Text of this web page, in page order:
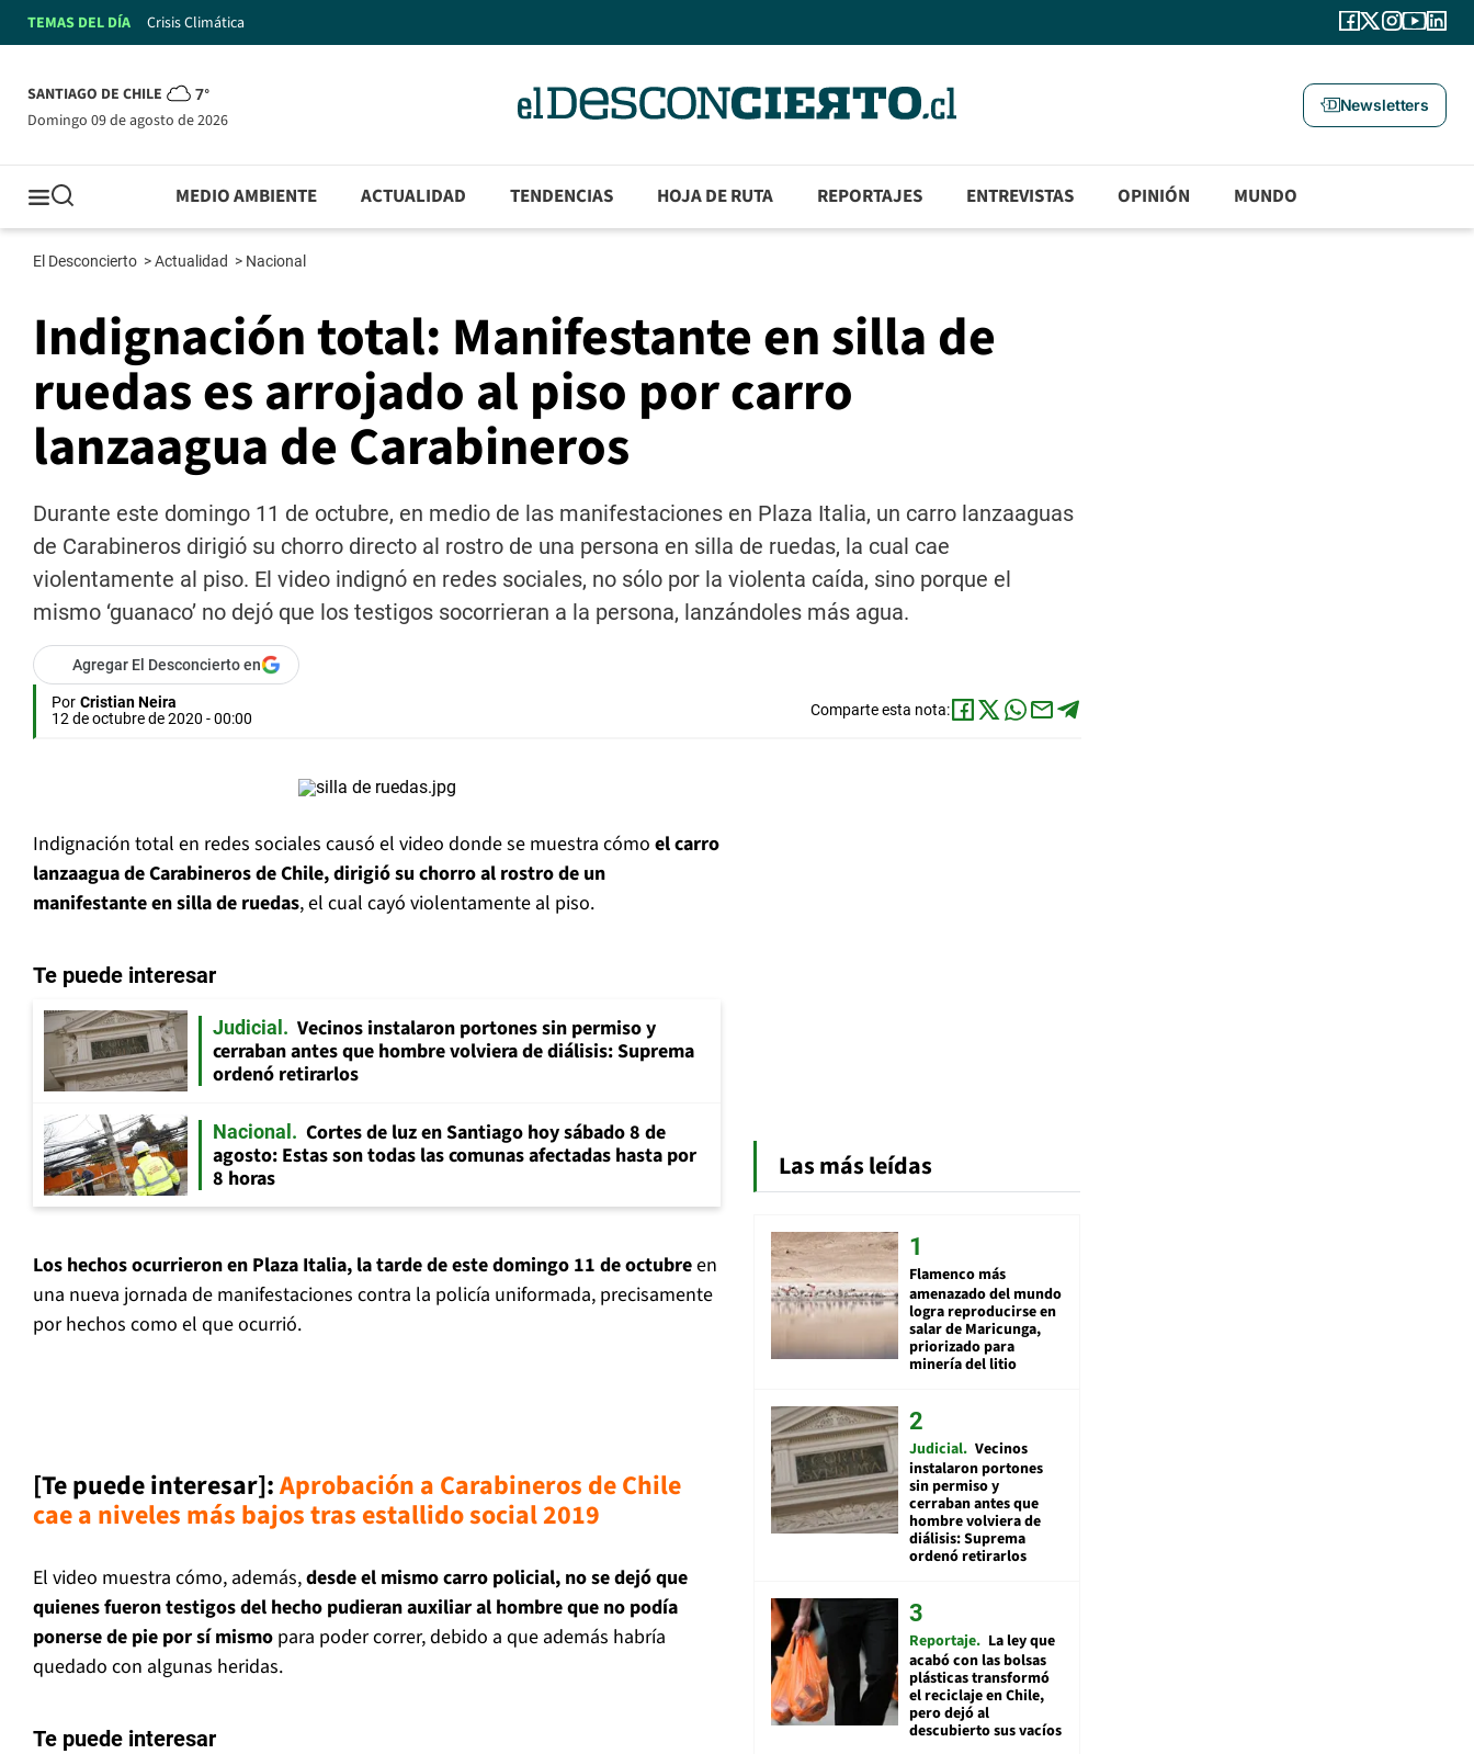
TEMAS DEL DÍA Crisis Climática
SANTIAGO DE CHILE 7°
domingo 09 de agosto de 2026
Newsletters
MEDIO AMBIENTE ACTUALIDAD TENDENCIAS HOJA DE RUTA REPORTAJES ENTREVISTAS OPINIÓN MUNDO
El Desconcierto >Actualidad > Nacional
Indignación total: Manifestante en silla de
ruedas es arrojado al piso por carro
lanzaagua de Carabineros
Durante este domingo 11 de octubre, en medio de las manifestaciones en Plaza Italia, un carro lanzaaguas
de Carabineros dirigió su chorro directo al rostro de una persona en silla de ruedas, la cual cae
violentamente al piso. El video indignó en redes sociales, no sólo por la violenta caída, sino porque el
mismo ‘guanaco’ no dejó que los testigos socorrieran a la persona, lanzándoles más agua.
Agregar El Desconcierto en
Por Cristian Neira
12 de octubre de 2020 - 00:00
Comparte esta nota:
Indignación total en redes sociales causó el video donde se muestra cómo el carro
lanzaagua de Carabineros de Chile, dirigió su chorro al rostro de un
manifestante en silla de ruedas, el cual cayó violentamente al piso.
Te puede interesar
Judicial
Vecinos instalaron portones sin permiso y
cerraban antes que hombre volviera de diálisis: Suprema
ordenó retirarlos
Nacional
Cortes de luz en Santiago hoy sábado 8 de
agosto: Estas son todas las comunas afectadas hasta por
8 horas
Los hechos ocurrieron en Plaza Italia, la tarde de este domingo 11 de octubreen
una nueva jornada de manifestaciones contra la policía uniformada, precisamente
por hechos como el que ocurrió.
[Te puede interesar]:Aprobación a Carabineros de Chile
cae a niveles más bajos tras estallido social 2019
El video muestra cómo, además,desde el mismo carro policial, no se dejó que
quienes fueron testigos del hecho pudieran auxiliar al hombre que no podía
ponerse de pie por sí mismo para poder correr, debido a que además habría
quedado con algunas heridas.
Te puede interesar
Las más leídas
Flamenco más
amenazado del mundo
logra reproducirse en
salar de Maricunga,
priorizado para
minería del litio
Judicial Vecinos
instalaron portones
sin permiso y
cerraban antes que
hombre volviera de
diálisis: Suprema
ordenó retirarlos
Reportaje La ley que
acabó con las bolsas
plásticas transformó
el reciclaje en Chile,
pero dejó al
descubierto sus vacíos